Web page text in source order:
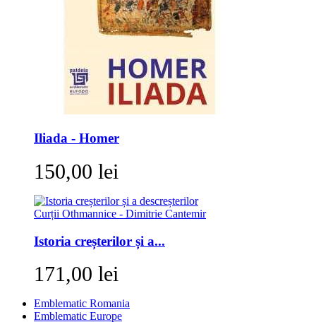
Iliada - Homer
150,00 lei
Istoria creșterilor și a...
171,00 lei
Emblematic Romania
Emblematic Europe